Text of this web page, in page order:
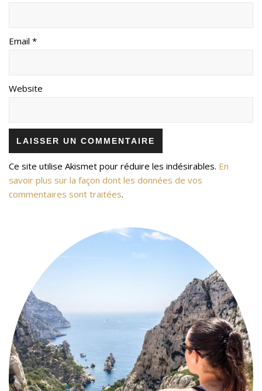
Email *
Website
Ce site utilise Akismet pour réduire les indésirables. En
savoir plus sur la façon dont les données de vos
commentaires sont traitées.